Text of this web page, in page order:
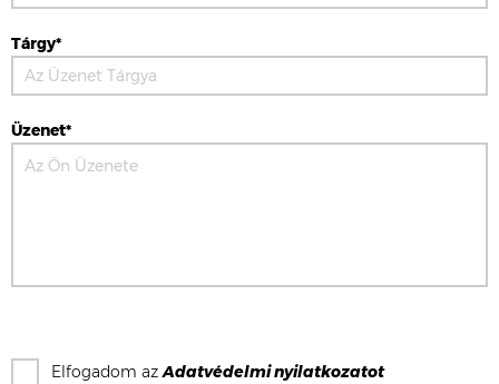
Tárgy*
Üzenet*
Elfogadom azAdatvédelmi nyilatkozatot